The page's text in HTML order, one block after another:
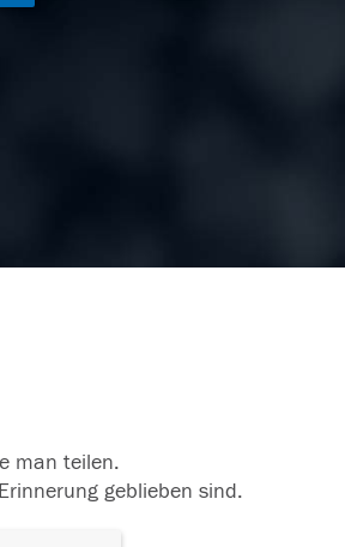
man teilen.
geblieben sind.